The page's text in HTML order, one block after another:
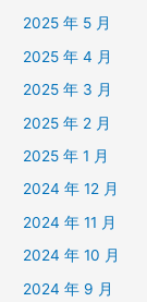
2025 年 5 月
2025 年 4 月
2025 年 3 月
2025 年 2 月
2025 年 1 月
2024 年 12 月
2024 年 11 月
2024 年 10 月
2024 年 9 月